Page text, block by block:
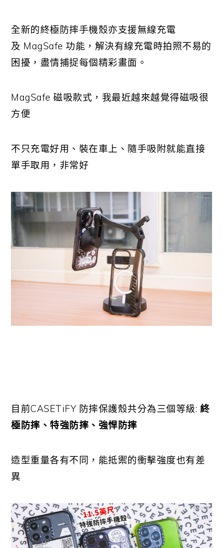
全新的終極防摔手機殼亦支援無線充電
及 MagSafe 功能，解決有線充電時拍照不易的
困擾，盡情捕捉每個精彩畫面。
MagSafe 磁吸款式，我最近越來越覺得磁吸很
方便
不只充電好用、裝在車上、隨手吸附就能直接
單手取用，非常好
目前CASETiFY 防摔保護殼共分為三個等級: 終
極防摔、特強防摔、強悍防摔
造型重量各有不同，能抵禦的衝擊強度也有差
異